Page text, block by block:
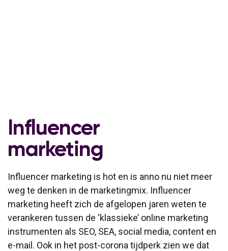
Influencer
marketing
Influencer marketing is hot en is anno nu niet meer
weg te denken in de marketingmix. Influencer
marketing heeft zich de afgelopen jaren weten te
verankeren tussen de ‘klassieke’ online marketing
instrumenten als SEO, SEA, social media, content en
e-mail. Ook in het post-corona tijdperk zien we dat